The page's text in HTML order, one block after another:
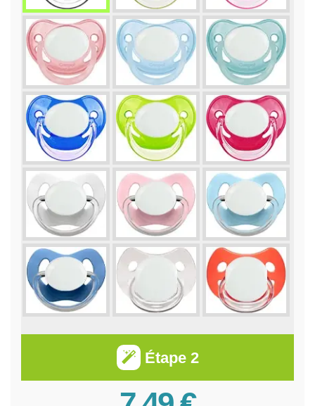
Étape 2